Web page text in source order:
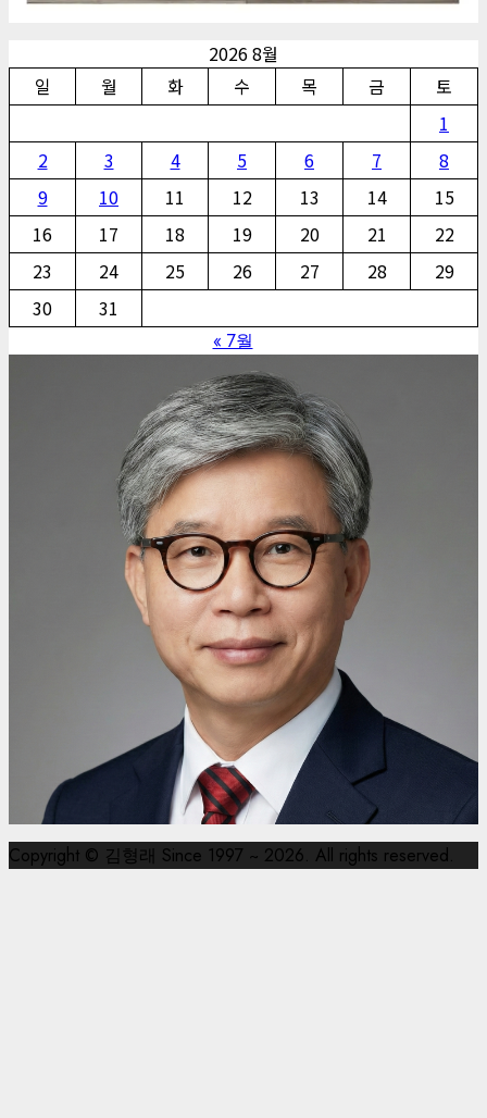
2026 8월
일
월 화 수 목 금
토
1
2
3 4 5 6 7
8
9
10 11 12 13 14
15
16
17 18 19 20 21
22
23
24 25 26 27 28
29
30
31
« 7월
Copyright © 김형래 Since 1997 ~ 2026. All rights reserved.